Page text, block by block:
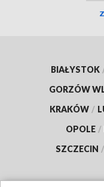
BIAŁYSTOK
GORZÓW
KRAKÓW /
OPOLE /
SZCZECIN /